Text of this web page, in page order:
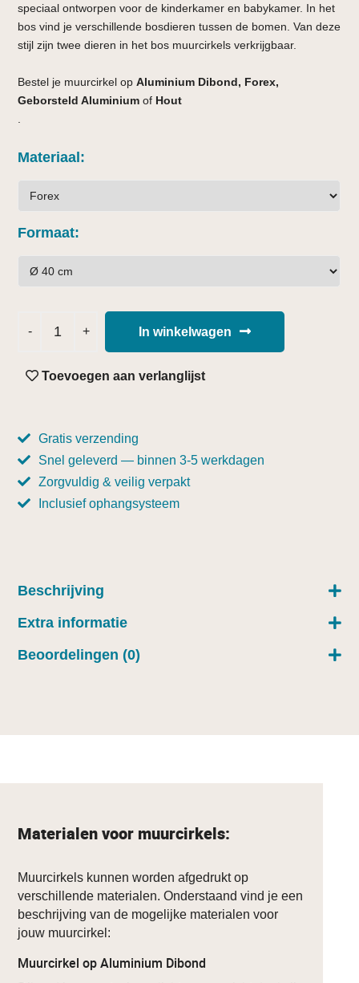
speciaal ontworpen voor de kinderkamer en babykamer. In het
bos vind je verschillende bosdieren tussen de bomen. Van deze
stijl zijn twee dieren in het bos muurcirkels verkrijgbaar.
Bestel je muurcirkel opAluminium Dibond, Forex,
Geborsteld Aluminium of Hout
Materiaal
Formaat
In winkelwagen
Toevoegen aan verlanglijst
Gratis verzending
Snel geleverd — binnen 3-5 werkdagen
Zorgvuldig & veilig verpakt
Inclusief ophangsysteem
Beschrijving
Extra informatie
Beoordelingen (0)
Materialen voor muurcirkels:
Muurcirkels kunnen worden afgedrukt op
verschillende materialen. Onderstaand vind je een
beschrijving van de mogelijke materialen voor
jouw muurcirkel:
Muurcirkel op Aluminium Dibond